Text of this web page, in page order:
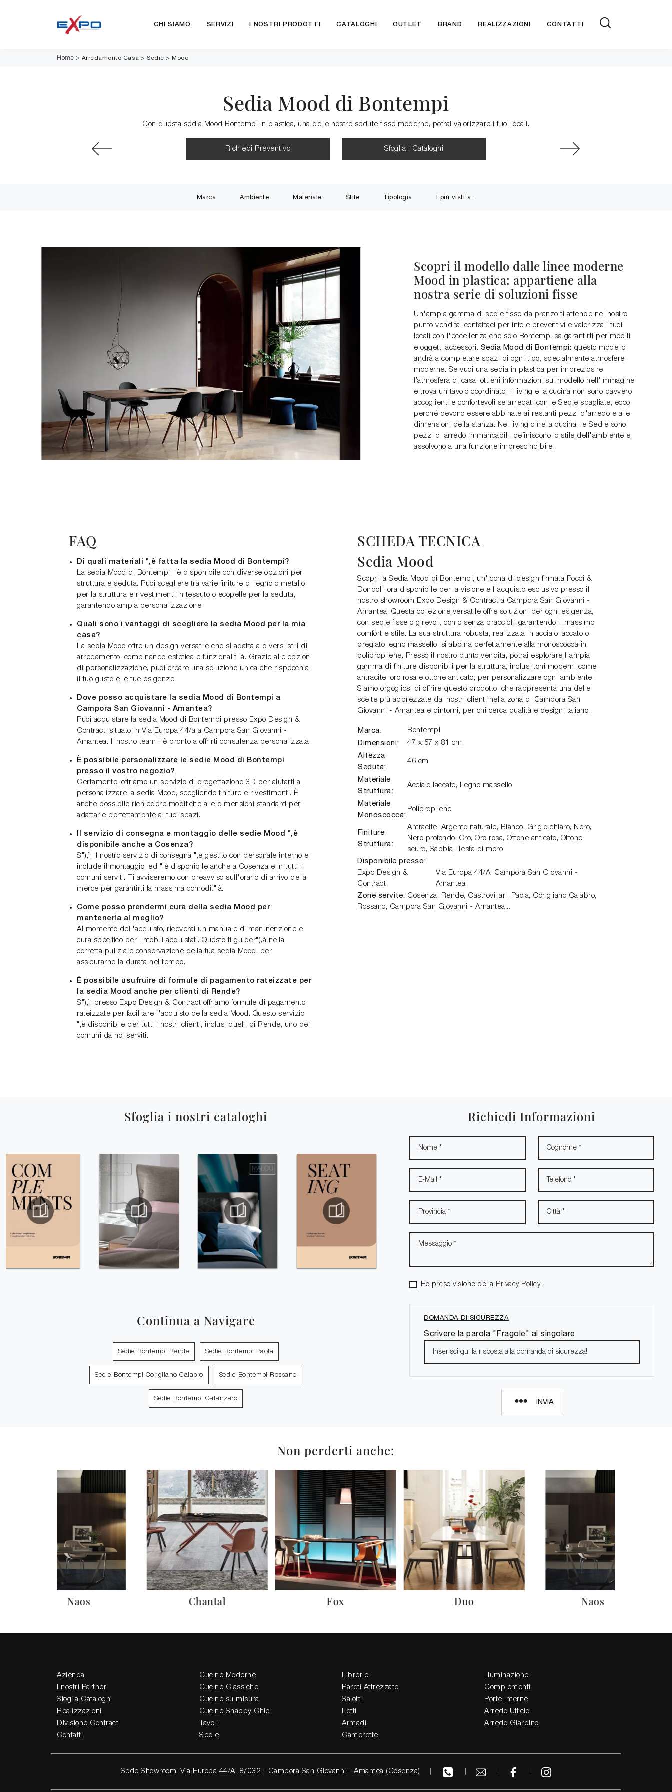
CHI SIAMO SERVIZI I NOSTRI PRODOTTI CATALOGHI OUTLET BRAND REALIZZAZIONI CONTATTI
Home > Arredamento Casa > Sedie > Mood
Sedia Mood di Bontempi
Con questa sedia Mood Bontempi in plastica, una delle nostre sedute fisse moderne, potrai valorizzare i tuoi locali.
Richiedi Preventivo Sfoglia i Cataloghi
Marca Ambiente Materiale Stile Tipologia I più visti a :
Scopri il modello dalle linee moderne
Mood in plastica: appartiene alla
nostra serie di soluzioni fisse
Un'ampia gamma di sedie fisse da pranzo ti attende nel nostro
punto vendita: contattaci per info e preventivi e valorizza i tuoi
locali con l'eccellenza che solo Bontempi sa garantirti per mobili
e oggetti accessori. Sedia Mood di Bontempi : questo modello
andrà a completare spazi di ogni tipo, specialmente atmosfere
moderne. Se vuoi una sedia in plastica per impreziosire
l’atmosfera di casa, ottieni informazioni sul modello nell'immagine
e trova un tavolo coordinato. Il living e la cucina non sono davvero
accoglienti e confortevoli se arredati con le Sedie sbagliate, ecco
perché devono essere abbinate ai restanti pezzi d'arredo e alle
dimensioni della stanza. Nel living o nella cucina, le Sedie sono
pezzi di arredo immancabili: definiscono lo stile dell'ambiente e
assolvono a una funzione imprescindibile.
FAQ
Di quali materiali ",è fatta la sedia Mood di Bontempi?
La sedia Mood di Bontempi ",è disponibile con diverse opzioni per
struttura e seduta. Puoi scegliere tra varie finiture di legno o metallo
per la struttura e rivestimenti in tessuto o ecopelle per la seduta,
garantendo ampia personalizzazione.
Quali sono i vantaggi di scegliere la sedia Mood per la mia
casa?
La sedia Mood offre un design versatile che si adatta a diversi stili di
arredamento, combinando estetica e funzionalit",à. Grazie alle opzioni
di personalizzazione, puoi creare una soluzione unica che rispecchia
il tuo gusto e le tue esigenze.
Dove posso acquistare la sedia Mood di Bontempi a
Campora San Giovanni - Amantea?
Puoi acquistare la sedia Mood di Bontempi presso Expo Design &
Contract, situato in Via Europa 44/a a Campora San Giovanni -
Amantea. Il nostro team ",è pronto a offrirti consulenza personalizzata.
È possibile personalizzare le sedie Mood di Bontempi
presso il vostro negozio?
Certamente, offriamo un servizio di progettazione 3D per aiutarti a
personalizzare la sedia Mood, scegliendo finiture e rivestimenti. È
anche possibile richiedere modifiche alle dimensioni standard per
adattarle perfettamente ai tuoi spazi.
Il servizio di consegna e montaggio delle sedie Mood ",è
disponibile anche a Cosenza?
S"),ì, il nostro servizio di consegna ",è gestito con personale interno e
include il montaggio, ed ",è disponibile anche a Cosenza e in tutti i
comuni serviti. Ti avviseremo con preavviso sull'orario di arrivo della
merce per garantirti la massima comodit",à.
Come posso prendermi cura della sedia Mood per
mantenerla al meglio?
Al momento dell'acquisto, riceverai un manuale di manutenzione e
cura specifico per i mobili acquistati. Questo ti guider"),à nella
corretta pulizia e conservazione della tua sedia Mood, per
assicurarne la durata nel tempo.
È possibile usufruire di formule di pagamento rateizzate per
la sedia Mood anche per clienti di Rende?
S"),ì, presso Expo Design & Contract offriamo formule di pagamento
rateizzate per facilitare l'acquisto della sedia Mood. Questo servizio
",è disponibile per tutti i nostri clienti, inclusi quelli di Rende, uno dei
comuni da noi serviti.
SCHEDA TECNICA
Sedia Mood
Scopri la Sedia Mood di Bontempi, un'icona di design firmata Pocci &
Dondoli, ora disponibile per la visione e l'acquisto esclusivo presso il
nostro showroom Expo Design & Contract a Campora San Giovanni -
Amantea. Questa collezione versatile offre soluzioni per ogni esigenza,
con sedie fisse o girevoli, con o senza braccioli, garantendo il massimo
comfort e stile. La sua struttura robusta, realizzata in acciaio laccato o
pregiato legno massello, si abbina perfettamente alla monoscocca in
polipropilene. Presso il nostro punto vendita, potrai esplorare l'ampia
gamma di finiture disponibili per la struttura, inclusi toni moderni come
antracite, oro rosa e ottone anticato, per personalizzare ogni ambiente.
Siamo orgogliosi di offrire questo prodotto, che rappresenta una delle
scelte più apprezzate dai nostri clienti nella zona di Campora San
Giovanni - Amantea e dintorni, per chi cerca qualità e design italiano.
Marca: Bontempi
Dimensioni: 47 x 57 x 81 cm
Altezza
Seduta:
46 cm
Materiale
Struttura:
Acciaio laccato, Legno massello
Materiale
Monoscocca:
Polipropilene
Finiture
Struttura:
Antracite, Argento naturale, Bianco, Grigio chiaro, Nero,
Nero profondo, Oro, Oro rosa, Ottone anticato, Ottone
scuro, Sabbia, Testa di moro
Disponibile presso:
Expo Design &
Contract
Via Europa 44/A, Campora San Giovanni -
Amantea
Zone servite: Cosenza, Rende, Castrovillari, Paola, Corigliano Calabro,
Rossano, Campora San Giovanni - Amantea...
Sfoglia i nostri cataloghi
Continua a Navigare
Sedie Bontempi Rende Sedie Bontempi Paola
Sedie Bontempi Corigliano Calabro Sedie Bontempi Rossano
Sedie Bontempi Catanzaro
Richiedi Informazioni
Ho preso visione della Privacy Policy
DOMANDA DI SICUREZZA
Scrivere la parola "Fragole" al singolare
INVIA
Non perderti anche:
Naos Chantal Fox Duo Naos
Azienda
I nostri Partner
Sfoglia Cataloghi
Realizzazioni
Divisione Contract
Contatti
Cucine Moderne
Cucine Classiche
Cucine su misura
Cucine Shabby Chic
Tavoli
Sedie
Librerie
Pareti Attrezzate
Salotti
Letti
Armadi
Camerette
Illuminazione
Complementi
Porte Interne
Arredo Ufficio
Arredo Giardino
Sede Showroom: Via Europa 44/A, 87032 - Campora San Giovanni - Amantea (Cosenza)